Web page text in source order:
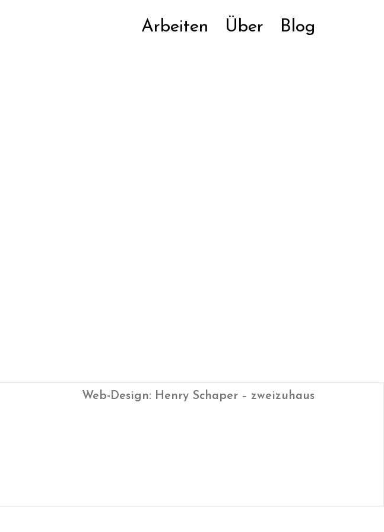
Arbeiten Über Blog
Web-Design: Henry Schaper – zweizuhaus